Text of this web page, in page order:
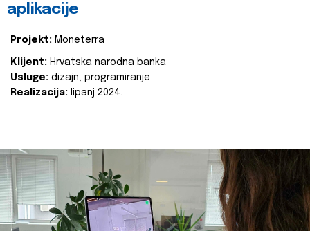
aplikacije
Projekt: Moneterra
Klijent: Hrvatska narodna banka
Usluge: dizajn, programiranje
Realizacija: lipanj 2024.